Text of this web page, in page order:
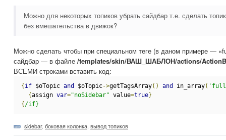
Можно для некоторых топиков убрать сайдбар т.е. сделать
без вмешательства в движок?
Можно сделать чтобы при специальном теге (в даном примере —
сайдбар — в файле /templates/skin/ВАШ_ШАБЛОН/actions/
ВСЕМИ строками вставить код:
{ if $oTopic and $oTopic->getTagsArray() and in_array(
{assign var="noSidebar" value=true}
{ /if}
sidebar, боковая колонка вывод топиков